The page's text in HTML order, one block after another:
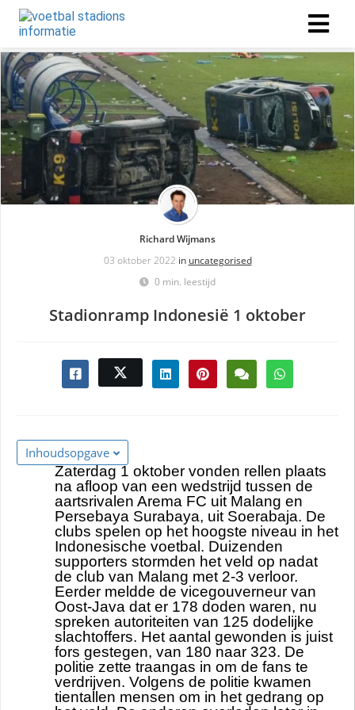
Richard Wijmans
03 oktober 2022 in uncategorised
0 min. leestijd
Stadionramp Indonesië 1 oktober
Inhoudsopgave
Zaterdag 1 oktober vonden rellen plaats
na afloop van een wedstrijd tussen de
aartsrivalen Arema FC uit Malang en
Persebaya Surabaya, uit Soerabaja. De
clubs spelen op het hoogste niveau in het
Indonesische voetbal. Duizenden
supporters stormden het veld op nadat
de club van Malang met 2-3 verloor.
Eerder meldde de vicegouverneur van
Oost-Java dat er 178 doden waren, nu
spreken autoriteiten van 125 dodelijke
slachtoffers. Het aantal gewonden is juist
fors gestegen, van 180 naar 323. De
politie zette traangas in om de fans te
verdrijven. Volgens de politie kwamen
tientallen mensen om in het gedrang op